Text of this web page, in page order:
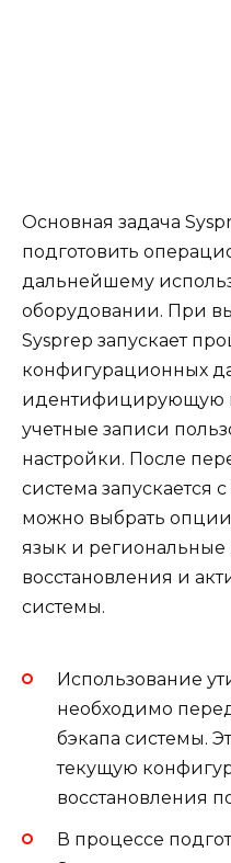
Основная задача
подготовить
дальнейшему
оборудовании. При
Sysprep запускает
конфигурационных
идентифицирующую
учетные записи
настройки. После
система запускается
можно выбрать
язык и региональные
восстановления и
системы.
Использование
необходимо
бэкапа системы.
текущую
восстановления
В процессе